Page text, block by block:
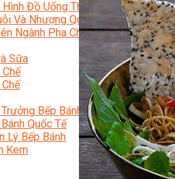
Đồ Uống Thịnh Hành
Và Nhượng Quyền
Ngành Pha Chế
Sữa
Bếp Bánh
Quốc Tế
Lý Bếp Bánh
Kem